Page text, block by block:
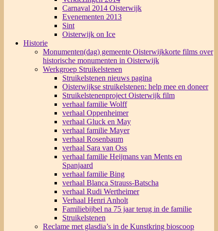
Carnaval 2014 Oisterwijk
Evenementen 2013
Sint
Oisterwijk on Ice
Historie
Monumenten(dag) gemeente Oisterwijkkorte films over
historische monumenten in Oisterwijk
Werkgroep Struikelstenen
Struikelstenen nieuws pagina
Oisterwijkse struikelstenen: help mee en doneer
Struikelstenenproject Oisterwijk film
verhaal familie Wolff
verhaal Oppenheimer
verhaal Gluck en May
verhaal familie Mayer
verhaal Rosenbaum
verhaal Sara van Oss
verhaal familie Heijmans van Ments en
Spanjaard
verhaal familie Bing
verhaal Blanca Strauss-Batscha
verhaal Rudi Wertheimer
Verhaal Henri Anholt
Familiebijbel na 75 jaar terug in de familie
Struikelstenen
Reclame met glasdia’s in de Kunstkring bioscoop